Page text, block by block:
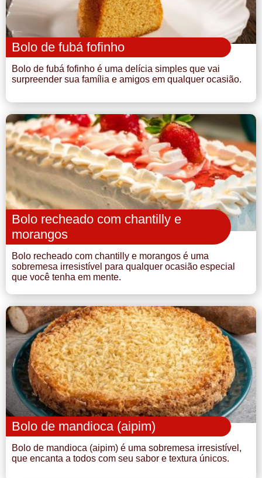
Bolo de fubá fofinho
Bolo de fubá fofinho é uma delícia simples que vai
surpreender sua família e amigos em qualquer ocasião.
Bolo recheado com chantilly e
morangos
Bolo recheado com chantilly e morangos é uma
sobremesa irresistível para qualquer ocasião especial
que você tenha em mente.
Bolo de mandioca (aipim)
Bolo de mandioca (aipim) é uma sobremesa irresistível,
que encanta a todos com seu sabor e textura únicos.